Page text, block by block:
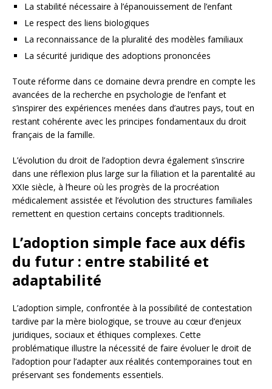
La stabilité nécessaire à l’épanouissement de l’enfant
Le respect des liens biologiques
La reconnaissance de la pluralité des modèles familiaux
La sécurité juridique des adoptions prononcées
Toute réforme dans ce domaine devra prendre en compte les
avancées de la recherche en psychologie de l’enfant et
s’inspirer des expériences menées dans d’autres pays, tout en
restant cohérente avec les principes fondamentaux du droit
français de la famille.
L’évolution du droit de l’adoption devra également s’inscrire
dans une réflexion plus large sur la filiation et la parentalité au
XXIe siècle, à l’heure où les progrès de la procréation
médicalement assistée et l’évolution des structures familiales
remettent en question certains concepts traditionnels.
L’adoption simple face aux défis
du futur : entre stabilité et
adaptabilité
L’adoption simple, confrontée à la possibilité de contestation
tardive par la mère biologique, se trouve au cœur d’enjeux
juridiques, sociaux et éthiques complexes. Cette
problématique illustre la nécessité de faire évoluer le droit de
l’adoption pour l’adapter aux réalités contemporaines tout en
préservant ses fondements essentiels.